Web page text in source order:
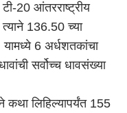
टी-20 आंतरराष्ट्रीय
136.50 च्या
6 अर्धशतकांचा
सर्वोच्च धावसंख्या
कथा लिहिल्यापर्यंत 155